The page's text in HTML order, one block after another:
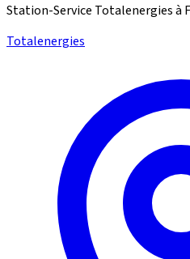
Station-Service Totalenergies à
Totalenergies